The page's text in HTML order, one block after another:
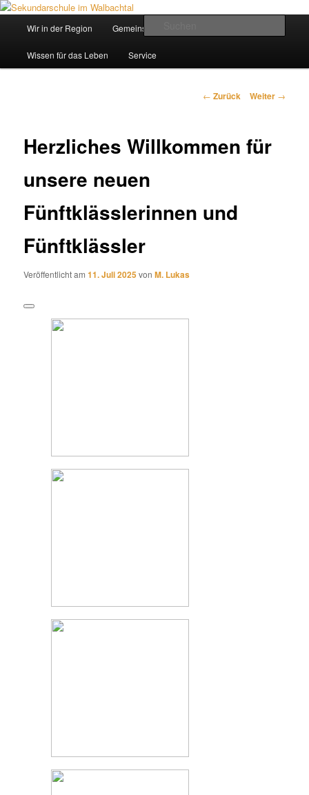
Zum
wechseln
Sekundarschule im Walbachtal
Wir in der Region Gemeinsam ein Weg
Wissen für das Leben Service
Beitrags-
← Zurück Weiter →
Herzliches Willkommen für
unsere neuen
Fünftklässlerinnen und
Fünftklässler
Veröffentlicht am11. Juli 2025vonM. Lukas